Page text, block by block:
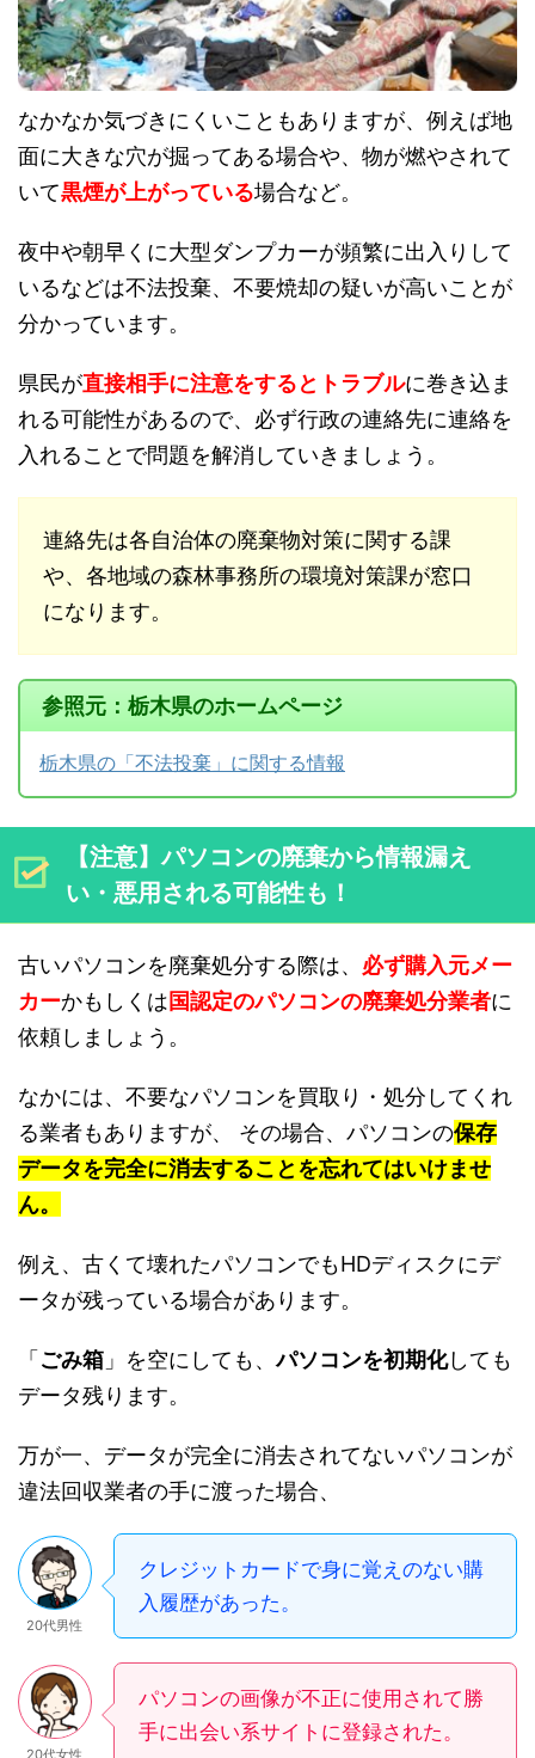
なかなか気づきにくいこともありますが、例えば地
面に大きな穴が掘ってある場合や、物が燃やされて
いて黒煙が上がっている場合など。
夜中や朝早くに大型ダンプカーが頻繁に出入りして
いるなどは不法投棄、不要焼却の疑いが高いことが
分かっています。
県民が直接相手に注意をするとトラブルに巻き込ま
れる可能性があるので、必ず行政の連絡先に連絡を
入れることで問題を解消していきましょう。
連絡先は各自治体の廃棄物対策に関する課
や、各地域の森林事務所の環境対策課が窓口
になります。
参照元：栃木県のホームページ
栃木県の「不法投棄」に関する情報
【注意】パソコンの廃棄から情報漏え
い・悪用される可能性も！
古いパソコンを廃棄処分する際は、 必ず購入元メー
カーかもしくは国認定のパソコンの廃棄処分業者に
依頼しましょう。
なかには、不要なパソコンを買取り・処分してくれ
る業者もありますが、 その場合、パソコンの保存
データを完全に消去することを忘れてはいけませ
ん。
例え、古くて壊れたパソコンでもHDディスクにデ
ータが残っている場合があります。
「ごみ箱 」を空にしても、パソコンを初期化しても
データ残ります。
万が一、データが完全に消去されてないパソコンが
違法回収業者の手に渡った場合、
20代男性
クレジットカードで身に覚えのない購
入履歴があった。
20代女性
パソコンの画像が不正に使用されて勝
手に出会い系サイトに登録された。